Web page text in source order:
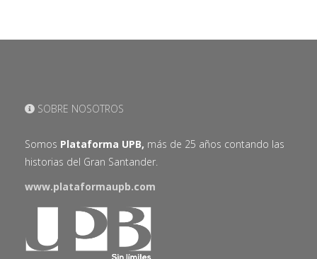
SOBRE NOSOTROS
Somos Plataforma UPB, más de 25 años contando las
historias del Gran Santander.
www.plataformaupb.com